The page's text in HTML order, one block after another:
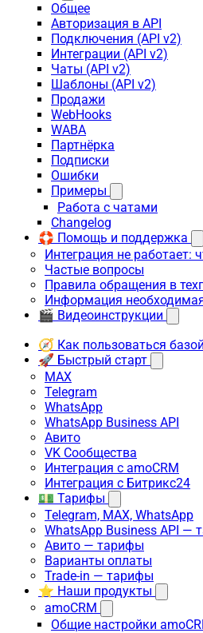
Общее
Авторизация в API
Подключения (API v2)
Интеграции (API v2)
Чаты (API v2)
Шаблоны (API v2)
Продажи
WebHooks
WABA
Партнёрка
Подписки
Ошибки
Примеры
Работа с чатами
Changelog
🛟 Помощь и поддержка
Интеграция не работает:
Частые вопросы
Правила обращения в
Информация
🎬 Видеоинструкции
🧭 Как пользоваться базой
🚀 Быстрый старт
MAX
Telegram
WhatsApp
WhatsApp Business API
Авито
VK Сообщества
Интеграция с amoCRM
Интеграция с Битрикс24
💵 Тарифы
Telegram, MAX, WhatsApp
WhatsApp Business API —
Авито — тарифы
Варианты оплаты
Trade-in — тарифы
⭐ Наши продукты
amoCRM
Общие настройки